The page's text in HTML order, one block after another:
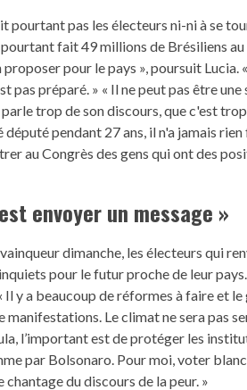
pourtant pas les électeurs ni-ni à se
fait 49 millions de Brésiliens
pour le pays », poursuit Lucia.
pas préparé. » « Il ne peut pas être
trop de son discours, que c'est
député pendant 27 ans, il n'a jamais
au Congrès des gens qui ont des
envoyer un message »
dimanche, les électeurs qui
pour le futur proche de leur
Il y a beaucoup de réformes à faire et
Le climat ne sera pas
l’important est de protéger les
par Bolsonaro. Pour moi, voter
chantage du discours de la peur. »